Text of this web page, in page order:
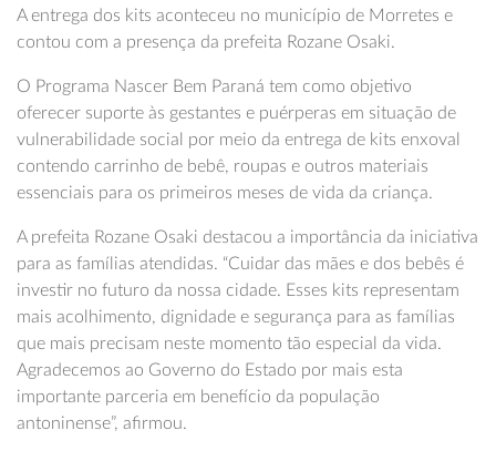
A entrega dos kits aconteceu no município de Morretes e
contou com a presença da prefeita Rozane Osaki.
O Programa Nascer Bem Paraná tem como objetivo
oferecer suporte às gestantes e puérperas em situação de
vulnerabilidade social por meio da entrega de kits enxoval
contendo carrinho de bebê, roupas e outros materiais
essenciais para os primeiros meses de vida da criança.
A prefeita Rozane Osaki destacou a importância da iniciativa
para as famílias atendidas. “Cuidar das mães e dos bebês é
investir no futuro da nossa cidade. Esses kits representam
mais acolhimento, dignidade e segurança para as famílias
que mais precisam neste momento tão especial da vida.
Agradecemos ao Governo do Estado por mais esta
importante parceria em benefício da população
antoninense”, afirmou.